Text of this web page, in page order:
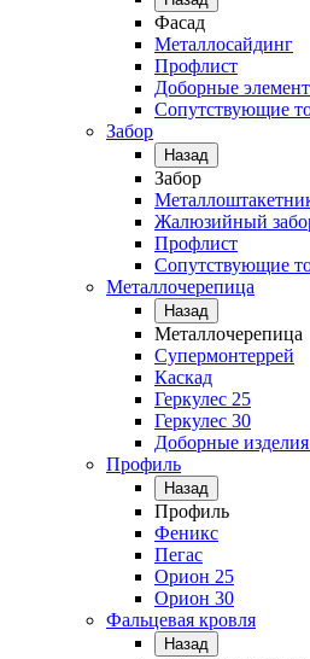
Фасад
Металлосайдинг
Профлист
Доборные
Сопутствующие
Забор
Назад
Забор
Жалюзийный
Профлист
Сопутствующие
Металлочерепица
Назад
Металлочерепица
Супермонтеррей
Каскад
Геркулес 25
Геркулес 30
Доборные
Профиль
Назад
Профиль
Феникс
Пегас
Орион 25
Орион 30
Фальцевая кровля
Назад